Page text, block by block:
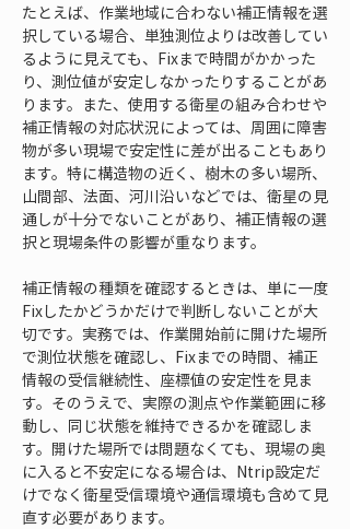
たとえば、作業地域に合わない補正情報を選
択している場合、単独測位よりは改善してい
るように見えても、Fixまで時間がかかった
り、測位値が安定しなかったりすることがあ
ります。また、使用する衛星の組み合わせや
補正情報の対応状況によっては、周囲に障害
物が多い現場で安定性に差が出ることもあり
ます。特に構造物の近く、樹木の多い場所、
山間部、法面、河川沿いなどでは、衛星の見
通しが十分でないことがあり、補正情報の選
択と現場条件の影響が重なります。
補正情報の種類を確認するときは、単に一度
Fixしたかどうかだけで判断しないことが大
切です。実務では、作業開始前に開けた場所
で測位状態を確認し、Fixまでの時間、補正
情報の受信継続性、座標値の安定性を見ま
す。そのうえで、実際の測点や作業範囲に移
動し、同じ状態を維持できるかを確認しま
す。開けた場所では問題なくても、現場の奥
に入ると不安定になる場合は、Ntrip設定だ
けでなく衛星受信環境や通信環境も含めて見
直す必要があります。